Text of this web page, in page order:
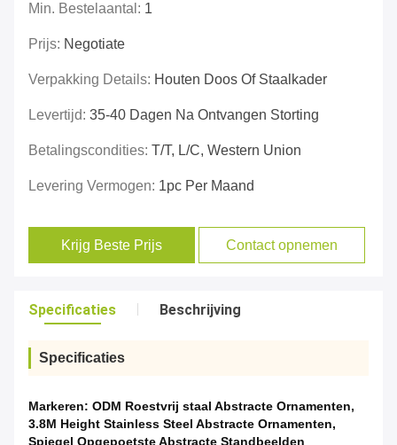
Min. Bestelaantal: 1
Prijs: Negotiate
Verpakking Details: Houten Doos Of Staalkader
Levertijd: 35-40 Dagen Na Ontvangen Storting
Betalingscondities: T/T, L/C, Western Union
Levering Vermogen: 1pc Per Maand
Krijg Beste Prijs Contact opnemen
Specificaties Beschrijving
Specificaties
Markeren: ODM Roestvrij staal Abstracte Ornamenten,
3.8M Height Stainless Steel Abstracte Ornamenten,
Spiegel Opgepoetste Abstracte Standbeelden